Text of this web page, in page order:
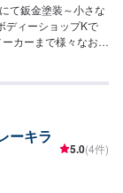
て鈑金塗装～小さな
ディーショップKで
カーまで様々なお車
します。お困りのこ
できます！全員業
をご安心してお任せ
ァーにてお問い合
ーキラ
5.0(4件)